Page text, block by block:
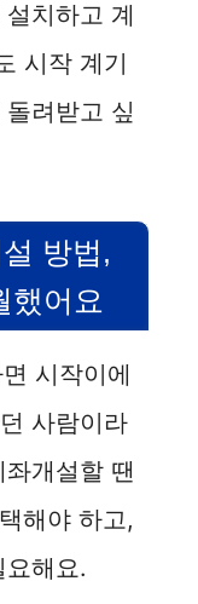
치하고 계
시작 계기
려받고 싶
방법,
했어요
시작이에
사람이라
개설할 땐
해야 하고,
해요.